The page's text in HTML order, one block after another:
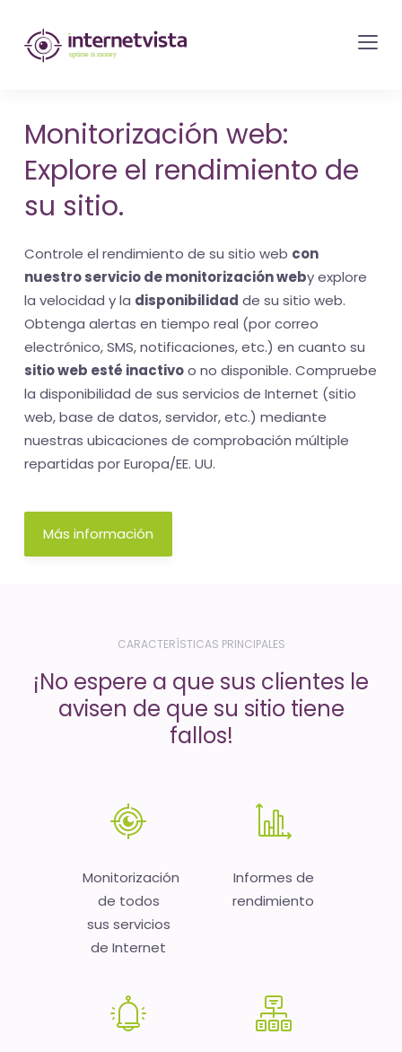
Monitorización
de
control
del
sitio
web
y
de
los
servicios
de
Internet
-
El
tiempo
es
oro
Monitorización web:
Explore el rendimiento de
su sitio.
Controle el rendimiento de su sitio web con
nuestro servicio de monitorización weby explore
la velocidad y la disponibilidad de su sitio web.
Obtenga alertas en tiempo real (por correo
electrónico, SMS, notificaciones, etc.) en cuanto su
sitio web esté inactivoo no disponible. Compruebe
la disponibilidad de sus servicios de Internet (sitio
web, base de datos, servidor, etc.) mediante
nuestras ubicaciones de comprobación múltiple
repartidas por Europa/EE. UU.
Más información
CARACTERÍSTICAS PRINCIPALES
¡No espere a que sus clientes le
avisen de que su sitio tiene
fallos!
Monitorización
de todos
sus servicios
de Internet
Informes de
rendimiento